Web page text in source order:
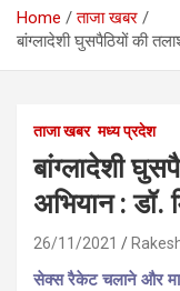
Home
ताजा खबर
बांग्लादेशी घुसपैठियों की
ताजा खबर मध्य प्रदेश
बांग्लादेशी
अभियान : डॉ.
26/11/2021
सेक्स रैकेट चलाने और